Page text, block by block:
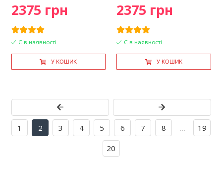
2375 грн
Є в наявності
У КОШИК
2375 грн
Є в наявності
У КОШИК
1 2 3 4 5 6 7 8 … 19
20